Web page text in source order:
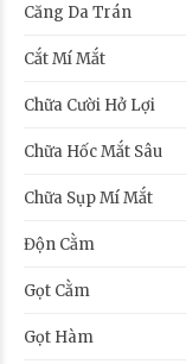
Căng Da Trán
Cắt Mí Mắt
Chữa Cười Hở Lợi
Chữa Hốc Mắt Sâu
Chữa Sụp Mí Mắt
Độn Cằm
Gọt Cằm
Gọt Hàm